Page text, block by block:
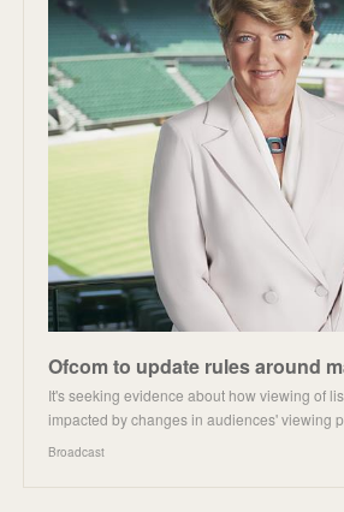
It's seeking evidence about how viewing of
impacted by changes in audiences' viewing
Broadcast